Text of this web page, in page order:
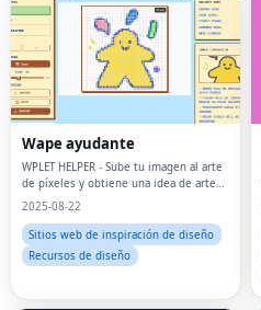
Wape ayudante
WPLET HELPER - Sube tu imagen al arte
de píxeles y obtiene una idea de arte
de píxeles
2025-08-22
Sitios web de inspiración de diseño
Recursos de diseño